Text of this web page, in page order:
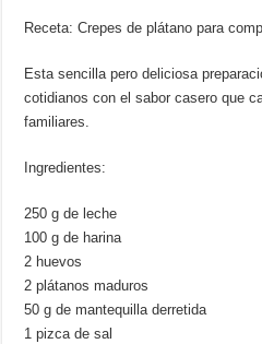
Receta: Crepes de plátano para
Esta sencilla pero deliciosa
cotidianos con el sabor casero que
familiares.
Ingredientes:
250 g de leche
100 g de harina
2 huevos
2 plátanos maduros
50 g de mantequilla derretida
1 pizca de sal